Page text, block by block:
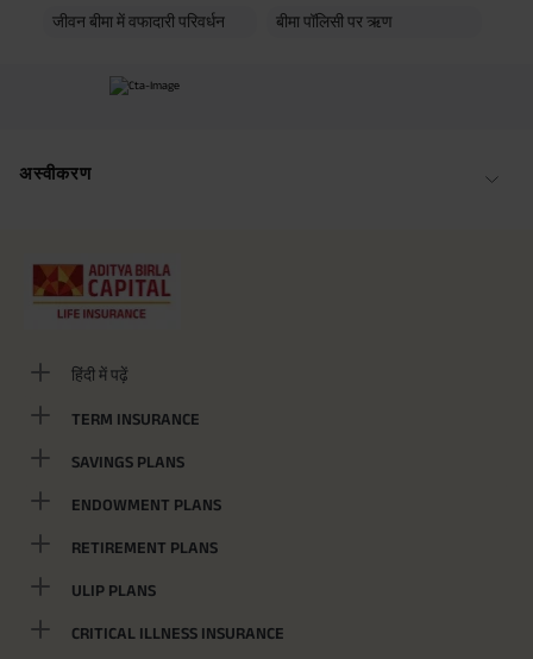
जीवन बीमा में वफादारी परिवर्धन बीमा पॉलिसी पर ऋण
अस्वीकरण
हिंदी में पढ़ें
TERM INSURANCE
SAVINGS PLANS
ENDOWMENT PLANS
RETIREMENT PLANS
ULIP PLANS
CRITICAL ILLNESS INSURANCE